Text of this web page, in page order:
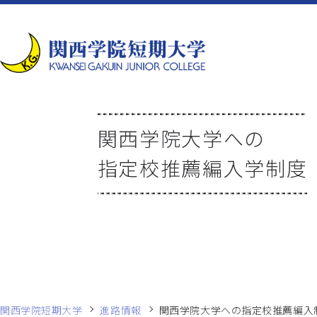
関西学院大学への
指定校推薦編入学制度
関西学院短期大学 進路情報 関西学院大学への指定校推薦編入